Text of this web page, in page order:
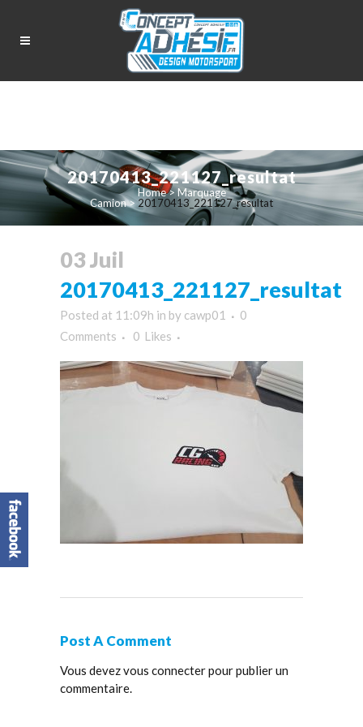
20170413_221127_resultat
Home>Marquage
Camion> 20170413_221127_resultat
03 Juil
20170413_221127_resultat
Posted at 11:09h in by cawp01
0
Comments
0 Likes
Post A Comment
Vous devezvous connecterpour publier un
commentaire.